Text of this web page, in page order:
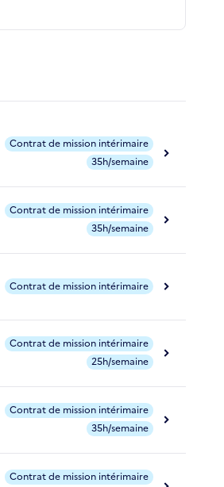
Contrat de mission intérimaire
35h/semaine
Contrat de mission intérimaire
35h/semaine
Contrat de mission intérimaire
Contrat de mission intérimaire
25h/semaine
Contrat de mission intérimaire
35h/semaine
Contrat de mission intérimaire